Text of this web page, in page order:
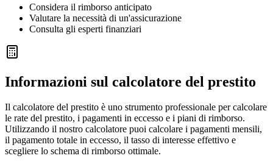
Considera il rimborso anticipato
Valutare la necessità di un'assicurazione
Consulta gli esperti finanziari
Informazioni sul calcolatore del prestito
Il calcolatore del prestito è uno strumento professionale per calcolare
le rate del prestito, i pagamenti in eccesso e i piani di rimborso.
Utilizzando il nostro calcolatore puoi calcolare i pagamenti mensili,
il pagamento totale in eccesso, il tasso di interesse effettivo e
scegliere lo schema di rimborso ottimale.